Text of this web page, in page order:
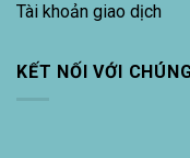
Tài khoản giao dịch
KẾT NỐI VỚI